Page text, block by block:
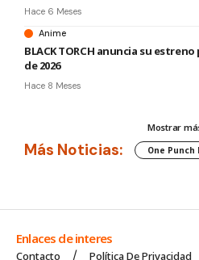
Hace 6 Meses
Anime
BLACK TORCH anuncia su
de 2026
Hace 8 Meses
Mostrar
Más Noticias: One Punch
Enlaces de interes
Contacto Política De Privacidad